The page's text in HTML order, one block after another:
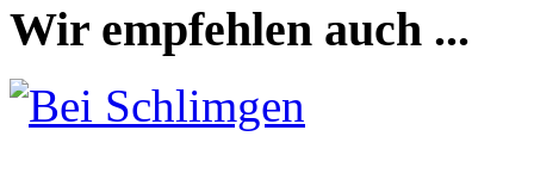
Wir empfehlen auch ...